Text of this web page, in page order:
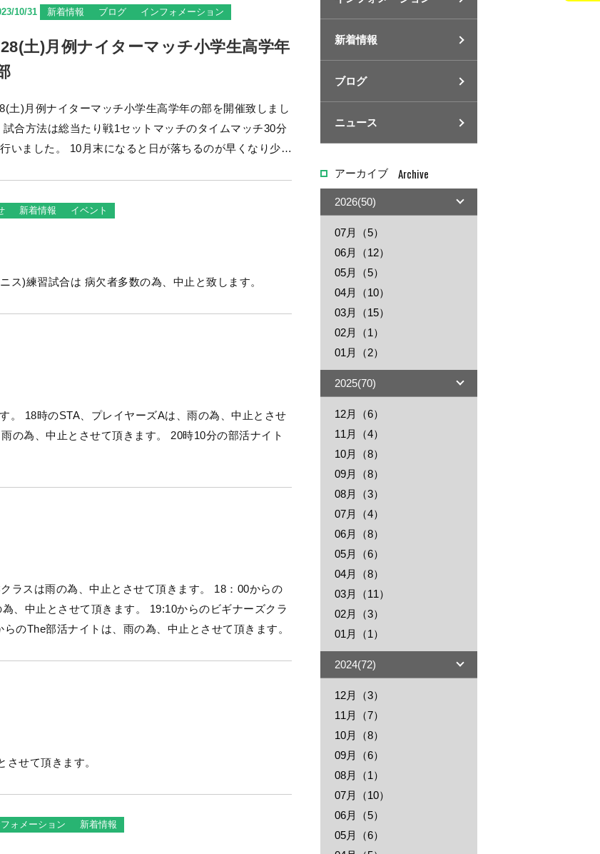
ていきます。 皆で的当て、チャンピオンゲーム...
10/31 新着情報 ブログ インフォメーション
土)月例ナイターマッチ小学生高学年
土)月例ナイターマッチ小学生高学年の部を開催致しまし
10月末になると日が落ちるのが早くなり少し
ーの応酬で子供達は粘り強く返して
新着情報 イベント
本日13時より予定しておりましたSTA(ソフトテニス)練習試合は 病欠者多数の為、中止と致します。
とさせ
の為、中止とさせて頂きます。 18：00からの
きます。 19:10からのビギナーズクラ
、中止とさせて頂きます。 20:10からのThe部活ナイトは、雨の為、中止とさせて頂きます。
せて頂きます。
ォメーション 新着情報
新着情報
ブログ
ニュース
アーカイブ Archive
2026(50)
07月（5）
06月（12）
05月（5）
04月（10）
03月（15）
02月（1）
01月（2）
2025(70)
12月（6）
11月（4）
10月（8）
09月（8）
08月（3）
07月（4）
06月（8）
05月（6）
04月（8）
03月（11）
02月（3）
01月（1）
2024(72)
12月（3）
11月（7）
10月（8）
09月（6）
08月（1）
07月（10）
06月（5）
05月（6）